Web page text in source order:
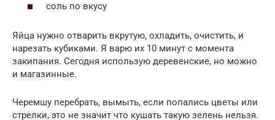
соль по вкусу
Яйца нужно отварить вкрутую, охладить, очистить, и
нарезать кубиками. Я варю их 10 минут с момента
закипания. Сегодня использую деревенские, но можно
и магазинные.
Черемшу перебрать, вымыть, если попались цветы или
стрелки, это не значит что кушать такую зелень нельзя.